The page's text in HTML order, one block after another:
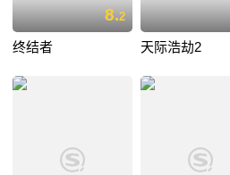
8.2
终结者 天际浩劫2